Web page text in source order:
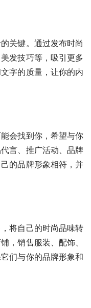
关键。通过发布时尚
发技巧等，吸引更多
字的质量，让你的内
会找到你，希望与你
言、推广活动、品牌
的品牌形象相符，并
将自己的时尚品味转
，销售服装、配饰、
们与你的品牌形象和